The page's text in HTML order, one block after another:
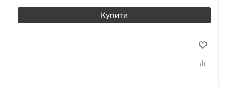
Купити